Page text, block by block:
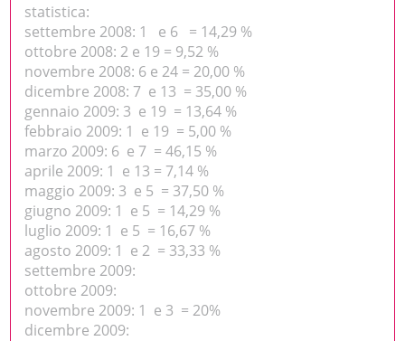
statistica:
settembre 2008: 1 e 6 = 14,29 %
ottobre 2008: 2 e 19 = 9,52 %
novembre 2008: 6 e 24 = 20,00 %
dicembre 2008: 7 e 13 = 35,00 %
gennaio 2009: 3 e 19 = 13,64 %
febbraio 2009: 1 e 19 = 5,00 %
marzo 2009: 6 e 7 = 46,15 %
aprile 2009: 1 e 13 = 7,14 %
maggio 2009: 3 e 5 = 37,50 %
giugno 2009: 1 e 5 = 14,29 %
luglio 2009: 1 e 5 = 16,67 %
agosto 2009: 1 e 2 = 33,33 %
settembre 2009:
ottobre 2009:
novembre 2009: 1 e 3 = 20%
dicembre 2009: